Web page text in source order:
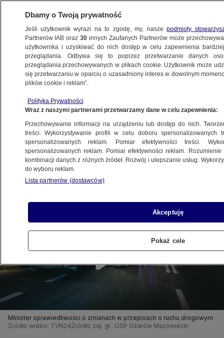
WARSZAWA
OKOLICE
Kobieta w stanie ciężkim, kierowca
poszukiwany
6.12.2024, 12:53
Udostępnij
Minister sprawiedliwości o zmianach w przepisach o ruchu drogowym
Źródło wideo: TVN24 Źródło zdj. gł.: OSP Ożarów Mazowiecki
Dbamy o Twoją prywatność
Jeśli użytkownik wyrazi na to zgodę, my, naszepodmioty
Partnerów IAB oraz30 innych Zaufanych Partnerów może
użytkownika i uzyskiwać do nich dostęp w celu zapewnienia
przeglądania. Odbywa się to poprzez przetwarzanie danych
przeglądania przechowywanych w plikach cookie. Użytkownik może
się przetwarzaniu w oparciu o uzasadniony interes w dowolnym
plików cookie i reklam”.
Polityka Prywatności
Wraz z naszymi partnerami przetwarzamy dane w celu zapewnienia:
Przechowywanie informacji na urządzeniu lub dostęp do nich.
treści. Wykorzystywanie profili w celu doboru spersonalizowanych
spersonalizowanych reklam. Pomiar efektywności treści.
spersonalizowanych reklam. Pomiar efektywności reklam.
kombinacji danych z różnych źródeł. Rozwój i ulepszanie usług.
do wyboru reklam.
Lista partnerów (dostawców)
Akceptuję
Pokaż cele